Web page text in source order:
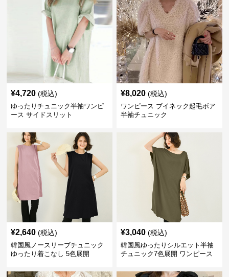
¥4,720 (税込)
ゆったりチュニック半袖ワンピ
ース サイドスリット
¥8,020 (税込)
ワンピース ブイネック起毛ボア
半袖チュニック
¥2,640 (税込)
韓国風ノースリーブチュニック
ゆったり着こなし 5色展開
¥3,040 (税込)
韓国風ゆったりシルエット半袖
チュニック7色展開 ワンピース